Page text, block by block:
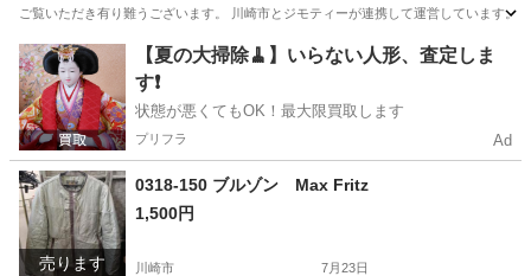
ご覧いただき有り難うございます。 川崎市とジモティーが連携して運営していま
神奈川 インテリア雑貨/小物 リユース
【夏の大掃除🧹】いらない人形、査定しま
す❗️
状態が悪くてもOK！最大限買取します
プリフラ Ad
売ります
0318-150 ブルゾン Max Fritz
1,500円
川崎市 7月23日